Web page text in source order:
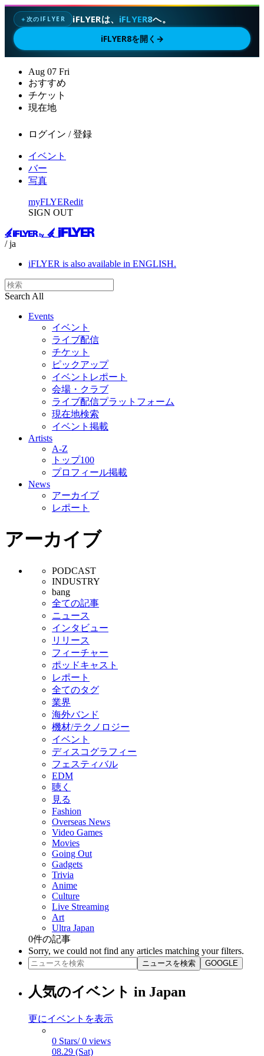
✦次のIFLYER iFLYERは、 iFLYER8へ。
iFLYER8を開く →
Aug 07 Fri
おすすめ
チケット
現在地
ログイン / 登録
イベント
バー
写真
myFLYERedit
SIGN OUT
/ ja
iFLYER is also available in ENGLISH.
Search All
Events
イベント
ライブ配信
チケット
ピックアップ
イベントレポート
会場・クラブ
ライブ配信プラットフォーム
現在地検索
イベント掲載
Artists
A-Z
トップ100
プロフィール掲載
News
アーカイブ
レポート
アーカイブ
PODCAST
INDUSTRY
bang
全ての記事
ニュース
インタビュー
リリース
フィーチャー
ポッドキャスト
レポート
全てのタグ
業界
海外バンド
機材/テクノロジー
イベント
ディスコグラフィー
フェスティバル
EDM
聴く
見る
Fashion
Overseas News
Video Games
Movies
Going Out
Gadgets
Trivia
Anime
Culture
Live Streaming
Art
Ultra Japan
0件の記事
Sorry, we could not find any articles matching your filters.
ニュースを検索 GOOGLE
人気のイベント in Japan
更にイベントを表示
0 Stars/ 0 views
08.29 (Sat)